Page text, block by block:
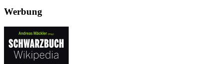
Werbung